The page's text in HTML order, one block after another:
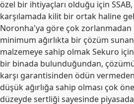
özel bir ihtiyaçları olduğu için
karşılamada kilit bir ortak haline
Noronha'ya göre çok zorlanmadan
minimum ağırlıkta bir çözüm
malzemeye sahip olmak Sekuro
bir binada bulunduğundan,
karşı garantisinden ödün
düşük ağırlığa sahip olması çok
düzeyde sertliği sayesinde